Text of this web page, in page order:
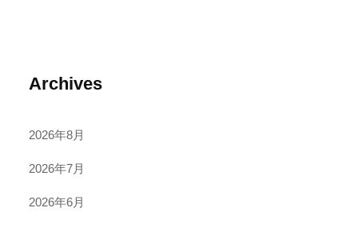
Archives
2026年8月
2026年7月
2026年6月